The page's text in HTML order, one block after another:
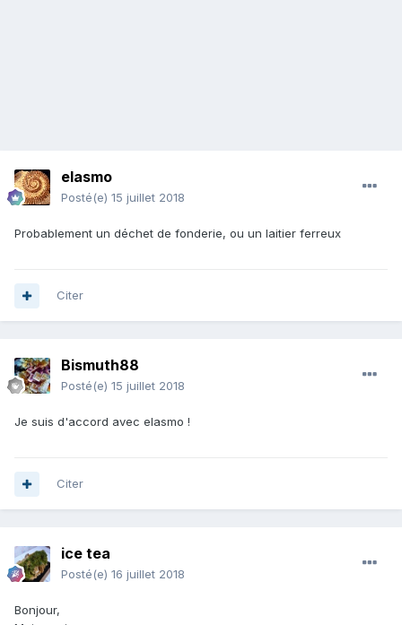
elasmo
Posté(e) 15 juillet 2018
Probablement un déchet de fonderie, ou un laitier ferreux
Citer
Bismuth88
Posté(e) 15 juillet 2018
Je suis d'accord avec elasmo !
Citer
ice tea
Posté(e) 16 juillet 2018
Bonjour,